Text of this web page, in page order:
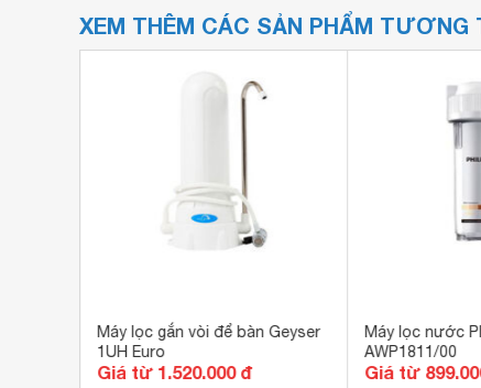
XEM THÊM CÁC SẢN PHẨM TƯƠNG
Máy lọc gắn vòi để bàn Geyser
1UH Euro
Giá từ 1.520.000 đ
Máy lọc nước
AWP1811/00
Giá từ